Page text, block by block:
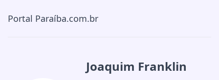
Portal Paraíba.com.br
Joaquim Franklin